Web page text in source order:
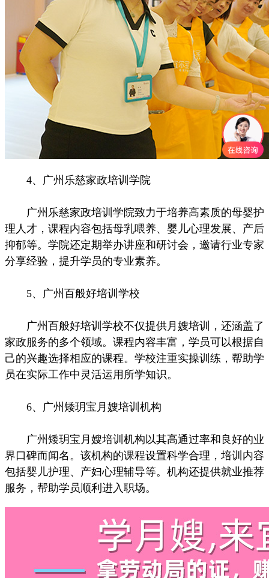
4、广州乐慈家政培训学院
广州乐慈家政培训学院致力于培养高素质的母婴护
理人才，课程内容包括母乳喂养、婴儿心理发展、产后
抑郁等。学院还定期举办讲座和研讨会，邀请行业专家
分享经验，提升学员的专业素养。
5、广州百般好培训学校
广州百般好培训学校不仅提供月嫂培训，还涵盖了
家政服务的多个领域。课程内容丰富，学员可以根据自
己的兴趣选择相应的课程。学校注重实操训练，帮助学
员在实际工作中灵活运用所学知识。
6、广州矮玥宝月嫂培训机构
广州矮玥宝月嫂培训机构以其高通过率和良好的业
界口碑而闻名。该机构的课程设置科学合理，培训内容
包括婴儿护理、产妇心理辅导等。机构还提供就业推荐
服务，帮助学员顺利进入职场。